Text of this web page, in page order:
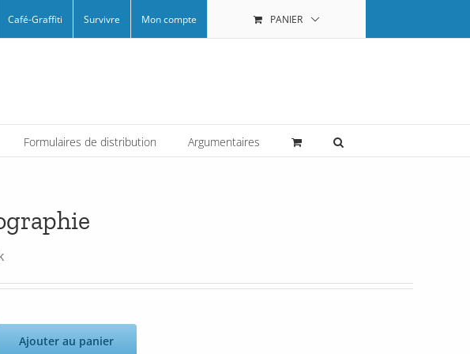
Café-Graffiti Survivre Mon compte PANIER
Formulaires de distribution Argumentaires
Ajouter au panier